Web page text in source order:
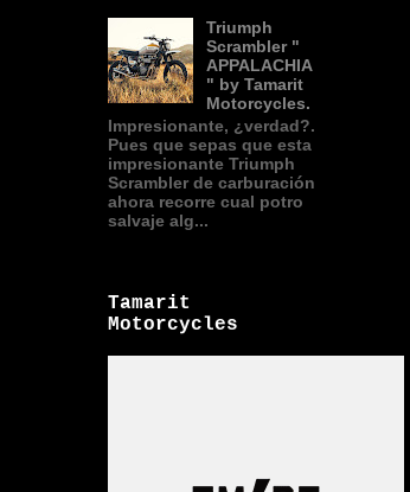
Triumph
Scrambler "
APPALACHIA
" by Tamarit
Motorcycles.
Impresionante, ¿verdad?.
Pues que sepas que esta
impresionante Triumph
Scrambler de carburación
ahora recorre cual potro
salvaje alg...
Tamarit
Motorcycles